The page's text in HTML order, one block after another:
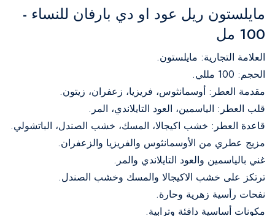
مايلستون ريل عود او دي بارفان للنساء -
100 مل
العلامة التجارية: مايلستون.
الحجم: 100 مللي.
مقدمة العطر: أوسمانثوس، فريزيا، زعفران، زيتون.
قلب العطر: الياسمين، العود التايلاندي، المر.
قاعدة العطر: خشب اكيجالا، المسك، خشب الصندل، الباتشولي.
مزيج عطري من الأوسمانثوس والفريزيا والزعفران.
غني بالياسمين والعود التايلاندي والمر.
ترتكز على خشب الاكيجالا والمسك وخشب الصندل.
نفحات رأسية زهرية وحارة.
مكونات أساسية دافئة وترابية.